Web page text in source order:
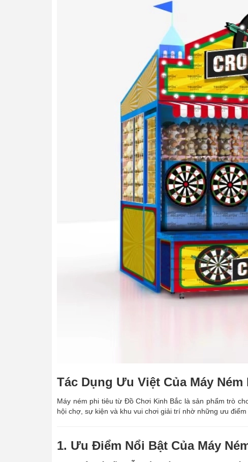
Tác Dụng Ưu Việt Của Máy
Máy ném phi tiêu từ Đồ Chơi Kinh Bắc là sản phẩm trò
hội chợ, sự kiện và khu vui chơi giải trí nhờ những ưu
1. Ưu Điểm Nổi Bật Của Máy